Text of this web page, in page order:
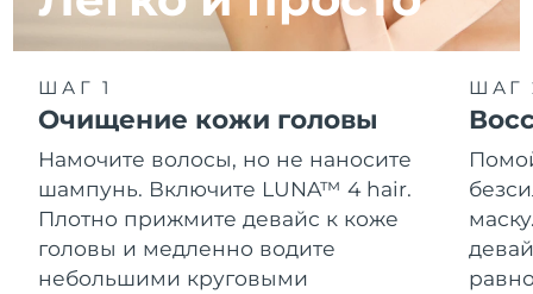
ШАГ 1
Очищение кожи головы
Намочите волосы, но не наносите
шампунь. Включите LUNA™ 4 hair.
Плотно прижмите девайс к коже
головы и медленно водите
небольшими круговыми
ШАГ